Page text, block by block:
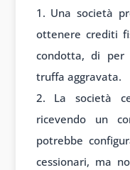
Una società
ottenere crediti
condotta, di per
truffa aggravata.
La società
ricevendo un
potrebbe
cessionari, ma